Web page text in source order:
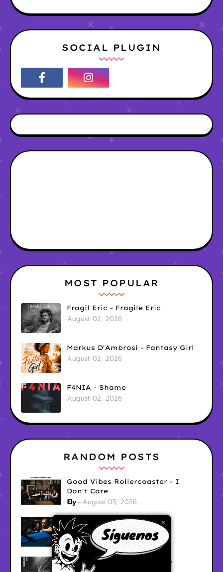
SOCIAL PLUGIN
×
MOST POPULAR
Fragil Eric - Fragile Eric
August 02, 2026
Markus D'Ambrosi - Fantasy Girl
August 02, 2026
F4NIA - Shame
August 02, 2026
RANDOM POSTS
Good Vibes Rollercoaster - I
Don't Care
Ely August 05, 2026
Hyperwulf - FaceTime
Ely August 04, 2026
BARRACÜDA - Mar Adentro